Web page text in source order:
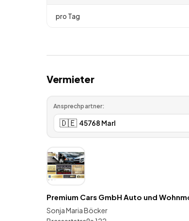
pro Tag
Vermieter
Ansprechpartner:
🇩🇪
Premium Cars GmbH Auto und
Sonja Maria Böcker